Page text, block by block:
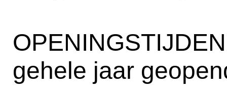
gehele jaar